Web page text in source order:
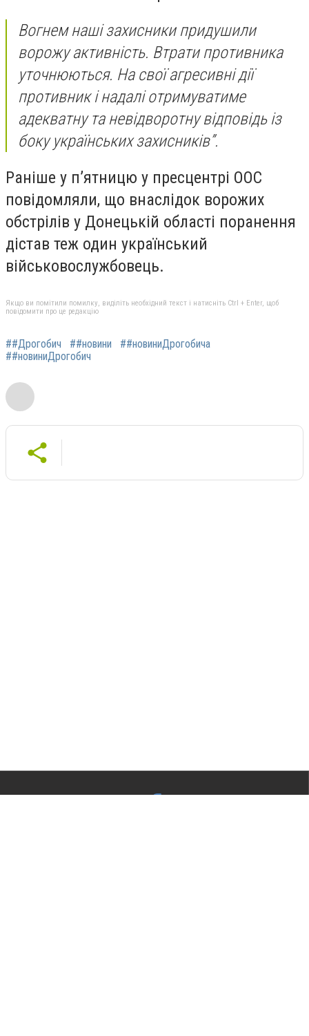
Вогнем наші захисники придушили
ворожу активність. Втрати противника
уточнюються. На свої агресивні дії
противник і надалі отримуватиме
адекватну та невідворотну відповідь із
боку українських захисників”.
Раніше у п’ятницю у пресцентрі ООС
повідомляли, що внаслідок ворожих
обстрілів у Донецькій області поранення
дістав теж один український
військовослужбовець.
Якщо ви помітили помилку, виділіть необхідний текст і натисніть Ctrl + Enter, щоб
повідомити про це редакцію
##Дрогобич ##новини
##новиниДрогобича
##новиниДрогобич